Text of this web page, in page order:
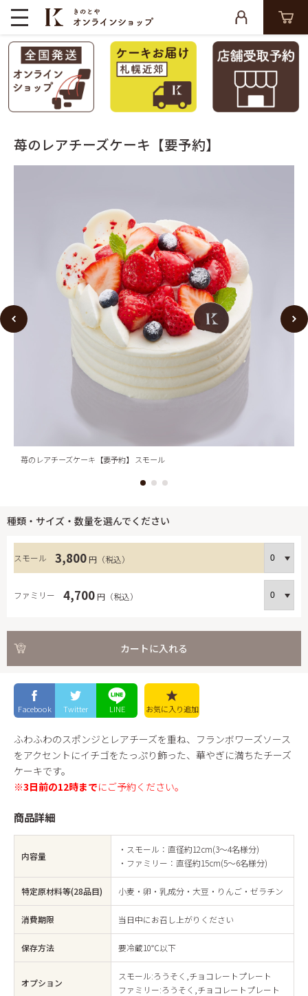
苺のレアチーズケーキ【要予約】
苺のレアチーズケーキ【要予約】 スモール
種類・サイズ・数量を選んでください
スモール 3,800円（税込）
ファミリー 4,700円（税込）
カートに入れる
Facebook Twitter LINE お気に入り追加
ふわふわのスポンジとレアチーズを重ね、フランボワーズソース
をアクセントにイチゴをたっぷり飾った、華やぎに満ちたチーズ
ケーキです。
※3日前の12時までにご予約ください。
商品詳細
内容量
・スモール：直径約12cm(3～4名様分)
・ファミリー：直径約15cm(5～6名様分)
特定原材料等(28品目) 小麦・卵・乳成分・大豆・りんご・ゼラチン
消費期限 当日中にお召し上がりください
保存方法 要冷蔵10℃以下
オプション
スモール:ろうそく,チョコレートプレート
ファミリー:ろうそく,チョコレートプレート